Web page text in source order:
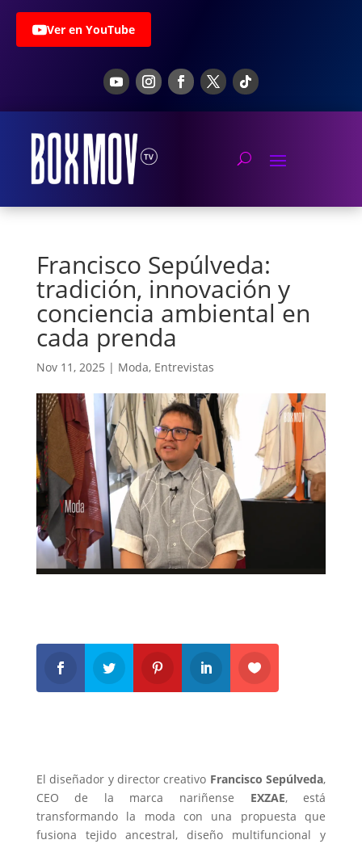
Ver en YouTube
Francisco Sepúlveda:
tradición, innovación y
conciencia ambiental en
cada prenda
Nov 11, 2025 | Moda, Entrevistas
El diseñador y director creativo Francisco Sepúlveda,
CEO de la marca nariñense EXZAE, está
transformando la moda con una propuesta que
fusiona tejido ancestral, diseño multifuncional y